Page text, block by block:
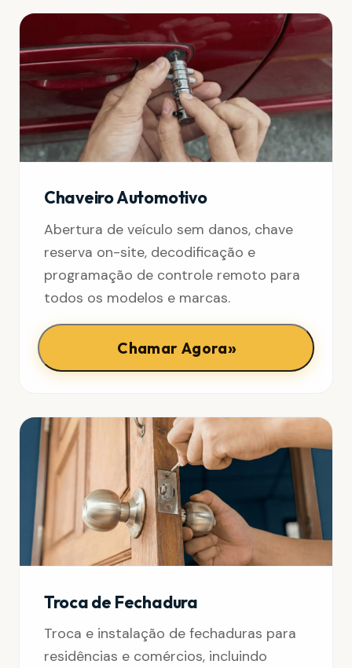
Chaveiro Automotivo
Abertura de veículo sem danos, chave
reserva on-site, decodificação e
programação de controle remoto para
todos os modelos e marcas.
Chamar Agora»
Troca de Fechadura
Troca e instalação de fechaduras para
residências e comércios, incluindo